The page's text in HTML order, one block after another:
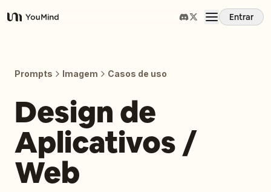
YouMind
Entrar
Habilidades
Prompts
Prompts Imagem Casos de uso
Design de
Aplicativos /
Web